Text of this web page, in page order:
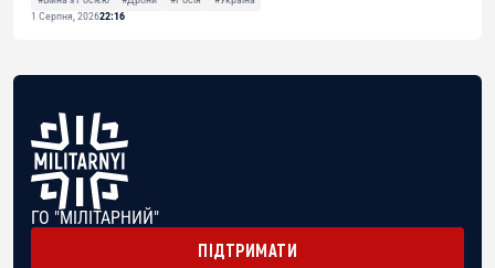
1 Серпня, 202622:16
ГО "МІЛІТАРНИЙ"
ПІДТРИМАТИ